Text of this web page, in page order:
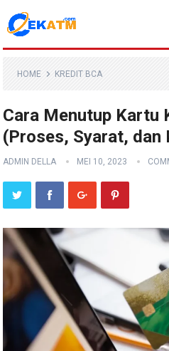
HOME KREDIT BCA
Cara Menutup Kartu
(Proses, Syarat, dan
ADMIN DELLA MEI 10, 2023